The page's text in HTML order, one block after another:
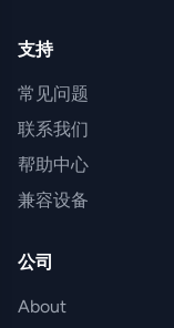
支持
常见问题
联系我们
帮助中心
兼容设备
公司
About